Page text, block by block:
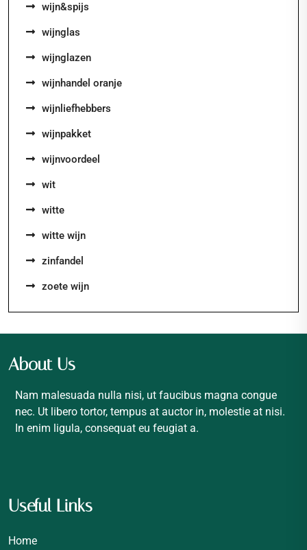
wijn&spijs
wijnglas
wijnglazen
wijnhandel oranje
wijnliefhebbers
wijnpakket
wijnvoordeel
wit
witte
witte wijn
zinfandel
zoete wijn
About Us
Nam malesuada nulla nisi, ut faucibus magna congue
nec. Ut libero tortor, tempus at auctor in, molestie at nisi.
In enim ligula, consequat eu feugiat a.
Useful Links
Home